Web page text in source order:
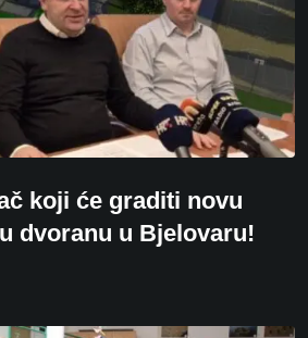
koji će graditi novu
dvoranu u Bjelovaru!